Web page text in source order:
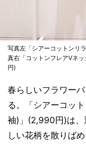
写真左「シアーコットンリ
真右「コットンフレアVネ
円)
春らしいフラワー
る。「シアーコッ
袖)」(2,990円)は、
しい花柄を散りばめ